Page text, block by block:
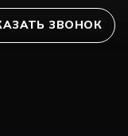
ЗВОНОК